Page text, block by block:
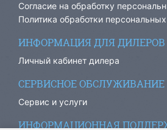
Согласие на обработку
Политика обработки
ИНФОРМАЦИЯ ДЛЯ ДИЛЕРОВ
Личный кабинет дилера
СЕРВИСНОЕ ОБСЛУЖИВАНИЕ
Сервис и услуги
ИНФОРМАЦИОННАЯ